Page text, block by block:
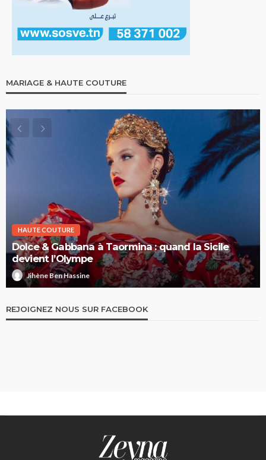
MARIAGE & HAUTE COUTURE
HAUTE COUTURE
Dolce & Gabbana à Taormina : quand la Sicile
devient l’Olympe
Jihène Ben Hassine
REJOIGNEZ NOUS SUR FACEBOOK